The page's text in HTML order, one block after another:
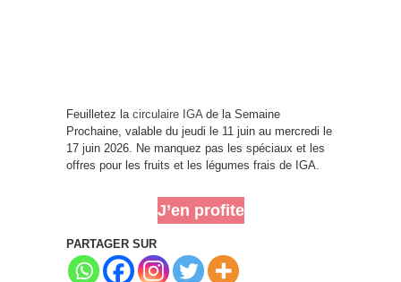
Feuilletez la circulaire IGA de la Semaine
Prochaine, valable du jeudi le 11 juin au mercredi le
17 juin 2026. Ne manquez pas les spéciaux et les
offres pour les fruits et les légumes frais de IGA.
J’en profite
PARTAGER SUR